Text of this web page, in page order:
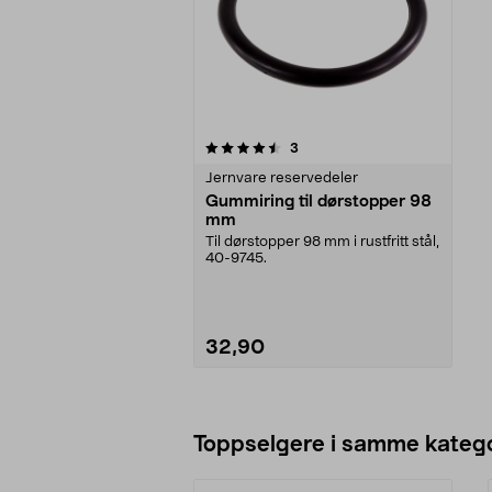
3
Jernvare reservedeler
Gummiring til dørstopper 98
mm
Til dørstopper 98 mm i rustfritt stål,
40-9745.
32,90
Toppselgere i samme